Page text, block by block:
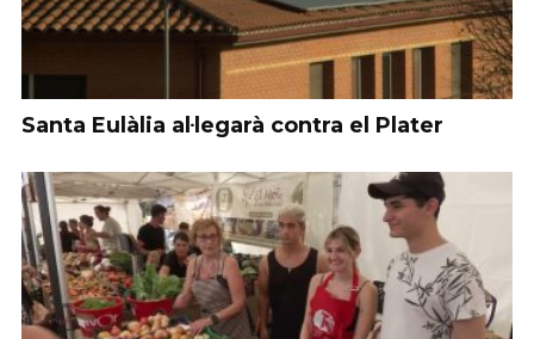
Santa Eulàlia al·legarà contra el Plater